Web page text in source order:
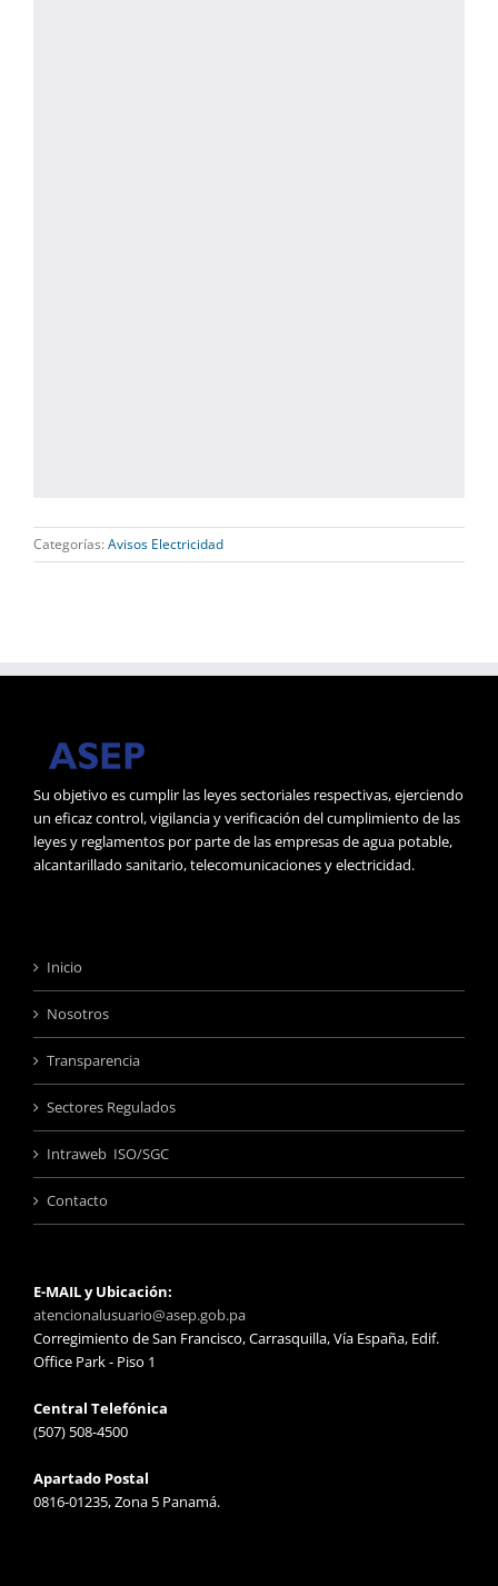
Categorías: Avisos Electricidad
Su objetivo es cumplir las leyes sectoriales respectivas, ejerciendo
un eficaz control, vigilancia y verificación del cumplimiento de las
leyes y reglamentos por parte de las empresas de agua potable,
alcantarillado sanitario, telecomunicaciones y electricidad.
Inicio
Nosotros
Transparencia
Sectores Regulados
Intraweb ISO/SGC
Contacto
E-MAIL y Ubicación:
atencionalusuario@asep.gob.pa
Corregimiento de San Francisco, Carrasquilla, Vía España, Edif.
Office Park - Piso 1
Central Telefónica
(507) 508-4500
Apartado Postal
0816-01235, Zona 5 Panamá.